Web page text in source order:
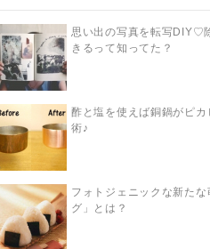
思い出の写真を転写DIY♡
きるって知ってた？
酢と塩を使えば銅鍋がピ
術♪
フォトジェニックな新た
グ」とは？